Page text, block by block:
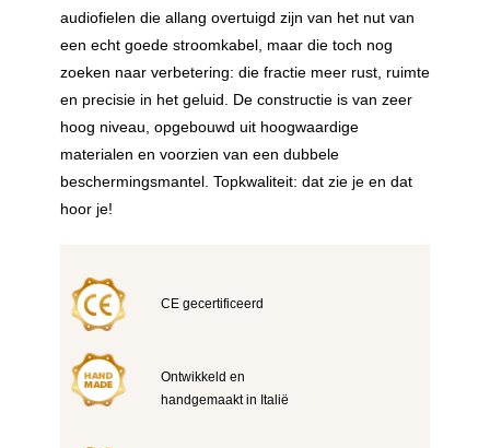
audiofielen die allang overtuigd zijn van het nut van
een echt goede stroomkabel, maar die toch nog
zoeken naar verbetering: die fractie meer rust, ruimte
en precisie in het geluid. De constructie is van zeer
hoog niveau, opgebouwd uit hoogwaardige
materialen en voorzien van een dubbele
beschermingsmantel. Topkwaliteit: dat zie je en dat
hoor je!
CE gecertificeerd
Ontwikkeld en
handgemaakt in Italië